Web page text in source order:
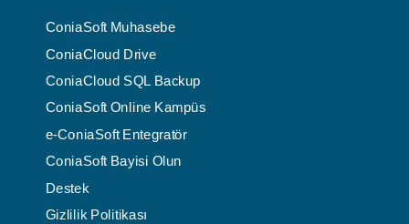
ConiaSoft Muhasebe
ConiaCloud Drive
ConiaCloud SQL Backup
ConiaSoft Online Kampüs
e-ConiaSoft Entegratör
ConiaSoft Bayisi Olun
Destek
Gizlilik Politikası